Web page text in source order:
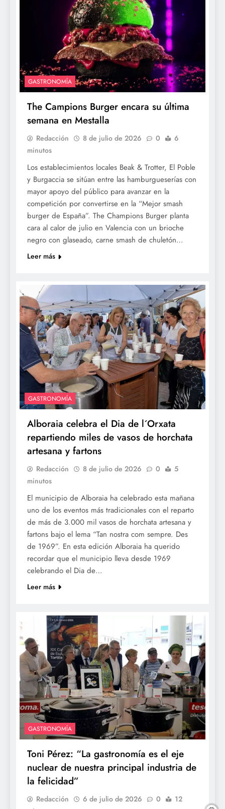
GASTRONOMÍA
The Campions Burger encara su última
semana en Mestalla
Redacción 8 de julio de 2026 0
6
minutos
Los establecimientos locales Beak & Trotter, El Poble
y Burgaccia se sitúan entre las hamburgueserías con
mayor apoyo del público para avanzar en la
competición por convertirse en la “Mejor smash
burger de España”. The Champions Burger planta
cara al calor de julio en Valencia con un brioche
negro con glaseado, carne smash de chuletón…
Leer más
GASTRONOMÍA
Alboraia celebra el Dia de l´Orxata
repartiendo miles de vasos de horchata
artesana y fartons
Redacción 8 de julio de 2026 0
5
minutos
El municipio de Alboraia ha celebrado esta mañana
uno de los eventos más tradicionales con el reparto
de más de 3.000 mil vasos de horchata artesana y
fartons bajo el lema “Tan nostra com sempre. Des
de 1969”. En esta edición Alboraia ha querido
recordar que el municipio lleva desde 1969
celebrando el Dia de…
Leer más
GASTRONOMÍA
Toni Pérez: “La gastronomía es el eje
nuclear de nuestra principal industria de
la felicidad”
Redacción 6 de julio de 2026 0
12